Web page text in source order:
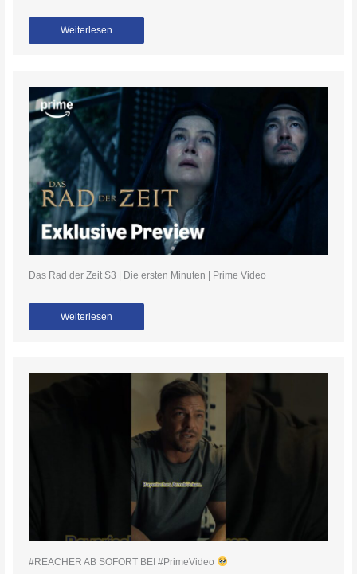
Weiterlesen
Das Rad der Zeit S3 | Die ersten Minuten | Prime Video
Weiterlesen
#REACHER AB SOFORT BEI #PrimeVideo